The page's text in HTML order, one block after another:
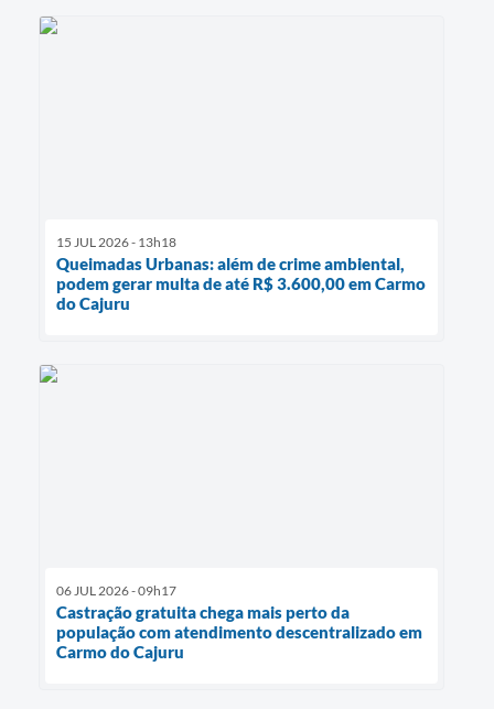
15 JUL 2026 - 13h18
Queimadas Urbanas: além de crime ambiental,
podem gerar multa de até R$ 3.600,00 em Carmo
do Cajuru
06 JUL 2026 - 09h17
Castração gratuita chega mais perto da
população com atendimento descentralizado em
Carmo do Cajuru